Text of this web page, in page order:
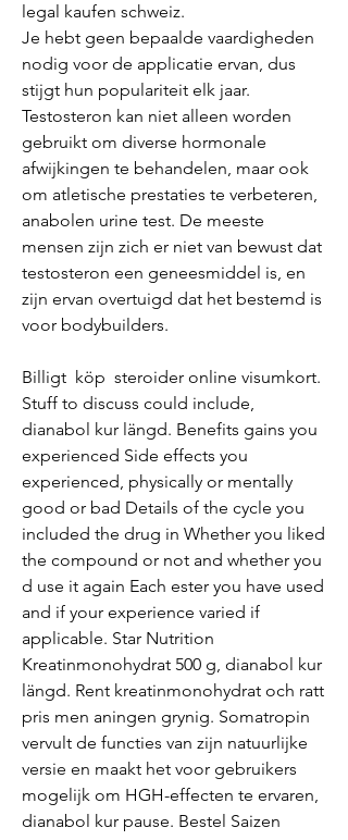
legal kaufen schweiz.
Je hebt geen bepaalde vaardigheden
nodig voor de applicatie ervan, dus
stijgt hun populariteit elk jaar.
Testosteron kan niet alleen worden
gebruikt om diverse hormonale
afwijkingen te behandelen, maar ook
om atletische prestaties te verbeteren,
anabolen urine test. De meeste
mensen zijn zich er niet van bewust dat
testosteron een geneesmiddel is, en
zijn ervan overtuigd dat het bestemd is
voor bodybuilders.
Billigt  köp  steroider online visumkort.
Stuff to discuss could include,
dianabol kur längd. Benefits gains you
experienced Side effects you
experienced, physically or mentally
good or bad Details of the cycle you
included the drug in Whether you liked
the compound or not and whether you
d use it again Each ester you have used
and if your experience varied if
applicable. Star Nutrition
Kreatinmonohydrat 500 g, dianabol kur
längd. Rent kreatinmonohydrat och ratt
pris men aningen grynig. Somatropin
vervult de functies van zijn natuurlijke
versie en maakt het voor gebruikers
mogelijk om HGH-effecten te ervaren,
dianabol kur pause. Bestel Saizen